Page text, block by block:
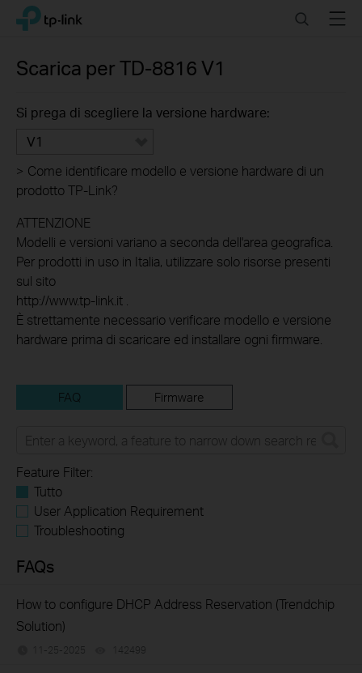
Click
navigation
TP-Link, Reliably Smart SearchMenu
Scarica perTD-8816 V1
Si prega di scegliere la versione hardware:
V1
> Come identificare modello e versione hardware di un
prodotto TP-Link?
ATTENZIONE
Modelli e versioni variano a seconda dell'area geografica.
Per prodotti in uso in Italia, utilizzare solo risorse presenti
sul sito
http://www.tp-link.it .
È strettamente necessario verificare modello e versione
hardware prima di scaricare ed installare ogni firmware.
FAQ Firmware
Feature Filter:
Tutto
User Application Requirement
Troubleshooting
FAQs
How to configure DHCP Address Reservation (Trendchip
Solution)
11-25-2025 142499